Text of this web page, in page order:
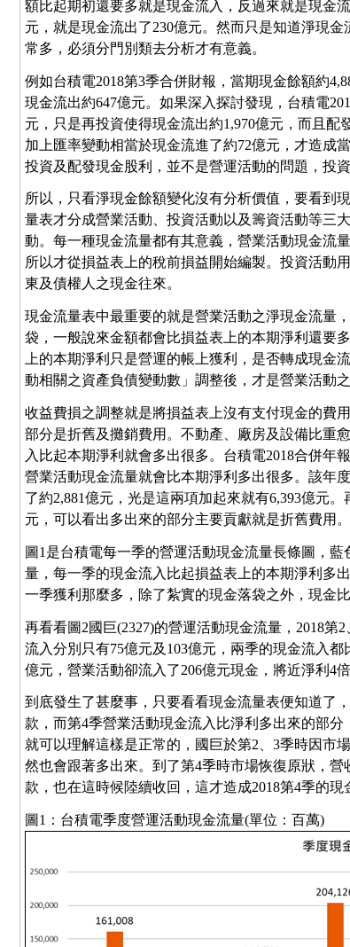
額比起期初還要多就是現金流入，反過來就是現金
元，就是現金流出了230億元。然而只是知道淨現
常多，必須分門別類去分析才有意義。
例如台積電2018第3季合併財報，當期現金餘額約
現金流出約647億元。如果深入探討發現，台積電
元，只是再投資使得現金流出約1,970億元，而且配
加上匯率變動相當於現金流進了約72億元，才造成
投資及配發現金股利，並不是營運活動的問題，投資
所以，只看淨現金餘額變化沒有分析價值，要看到
量表才分成營業活動、投資活動以及籌資活動等三
動。每一種現金流量都有其意義，營業活動現金流
所以才從損益表上的稅前損益開始編製。投資活動
東及債權人之現金往來。
現金流量表中最重要的就是營業活動之淨現金流量
袋，一般說來金額都會比損益表上的本期淨利還要
上的本期淨利只是營運的帳上獲利，是否轉成現
動相關之資產負債變動數」調整後，才是營業活動之
收益費損之調整就是將損益表上沒有支付現金的費
部分是折舊及攤銷費用。不動產、廠房及設備比重
入比起本期淨利就會多出很多。台積電2018合併年
營業活動現金流量就會比本期淨利多出很多。該年
了約2,881億元，光是這兩項加起來就有6,393億元
元，可以看出多出來的部分主要貢獻就是折舊費用。
圖1是台積電每一季的營運活動現金流量長條圖，
量，每一季的現金流入比起損益表上的本期淨利多
一季獲利那麼多，除了紮實的現金落袋之外，現金
再看看圖2國巨(2327)的營運活動現金流量，2018第
流入分別只有75億元及103億元，兩季的現金流入
億元，營業活動卻流入了206億元現金，將近淨利4倍
到底發生了甚麼事，只要看看現金流量表便知道了
款，而第4季營業活動現金流入比淨利多出來的部
就可以理解這樣是正常的，國巨於第2、3季時因市
然也會跟著多出來。到了第4季時市場恢復原狀，
款，也在這時候陸續收回，這才造成2018第4季的現
圖1：台積電季度營運活動現金流量(單位：百萬)